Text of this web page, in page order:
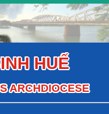
HUẾ
ARCHDIOCESE